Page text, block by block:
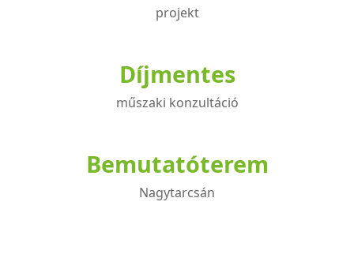
projekt
Díjmentes
műszaki konzultáció
Bemutatóterem
Nagytarcsán